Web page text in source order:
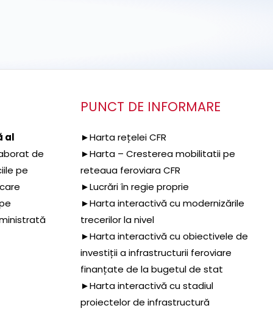
al
de
pe
PUNCT DE INFORMARE
►Harta rețelei CFR
►Harta – Cresterea mobilitatii pe
reteaua feroviara CFR
►Lucrări în regie proprie
►Harta interactivă cu modernizările
trecerilor la nivel
►Harta interactivă cu obiectivele de
investiții a infrastructurii feroviare
finanțate de la bugetul de stat
►Harta interactivă cu stadiul
proiectelor de infrastructură